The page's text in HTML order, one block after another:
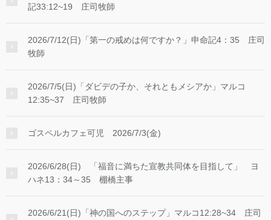
記33:12~19 庄司牧師
2026/7/12(日)「第一の戒めは何ですか？」申命記4：35 庄司
牧師
2026/7/5(日)「ダビデの子か、それともメシアか」マルコ
12:35~37 庄司牧師
ゴスペルカフェ可児 2026/7/3(金)
2026/6/28(日) 「福音に満ちた宣教共同体を目指して」 ヨ
ハネ13：34～35 棚橋主事
2026/6/21(日)「神の国へのステップ」マルコ12:28~34 庄司